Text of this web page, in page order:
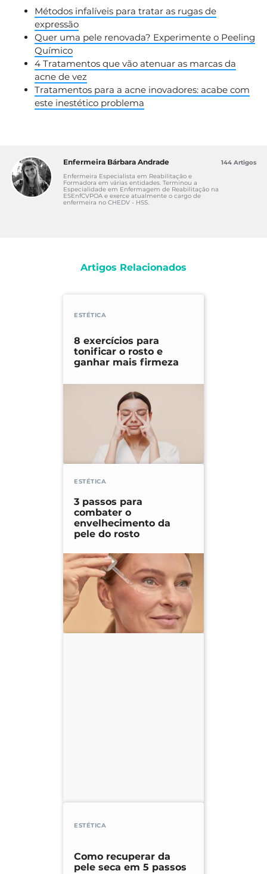
Métodos infalíveis para tratar as rugas de
expressão
Quer uma pele renovada? Experimente o Peeling
Químico
4 Tratamentos que vão atenuar as marcas da
acne de vez
Tratamentos para a acne inovadores: acabe com
este inestético problema
Enfermeira Bárbara Andrade
Enfermeira Especialista em Reabilitação e
Formadora em várias entidades. Terminou a
Especialidade em Enfermagem de Reabilitação na
ESEnfCVPOA e exerce atualmente o cargo de
enfermeira no CHEDV - HSS.
144 Artigos
Artigos Relacionados
ESTÉTICA
8 exercícios para
tonificar o rosto e
ganhar mais firmeza
ESTÉTICA
3 passos para
combater o
envelhecimento da
pele do rosto
ESTÉTICA
Como recuperar da
pele seca em 5 passos